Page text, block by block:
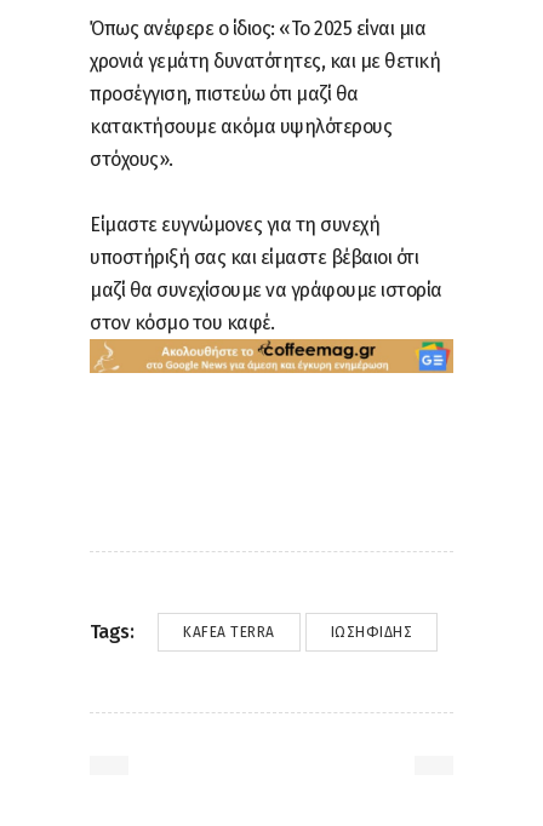
Όπως ανέφερε ο ίδιος: «Το 2025 είναι μια
χρονιά γεμάτη δυνατότητες, και με θετική
προσέγγιση, πιστεύω ότι μαζί θα
κατακτήσουμε ακόμα υψηλότερους
στόχους».
Είμαστε ευγνώμονες για τη συνεχή
υποστήριξή σας και είμαστε βέβαιοι ότι
μαζί θα συνεχίσουμε να γράφουμε ιστορία
στον κόσμο του καφέ.
Tags: KAFEA TERRA ΙΩΣΗΦΊΔΗΣ